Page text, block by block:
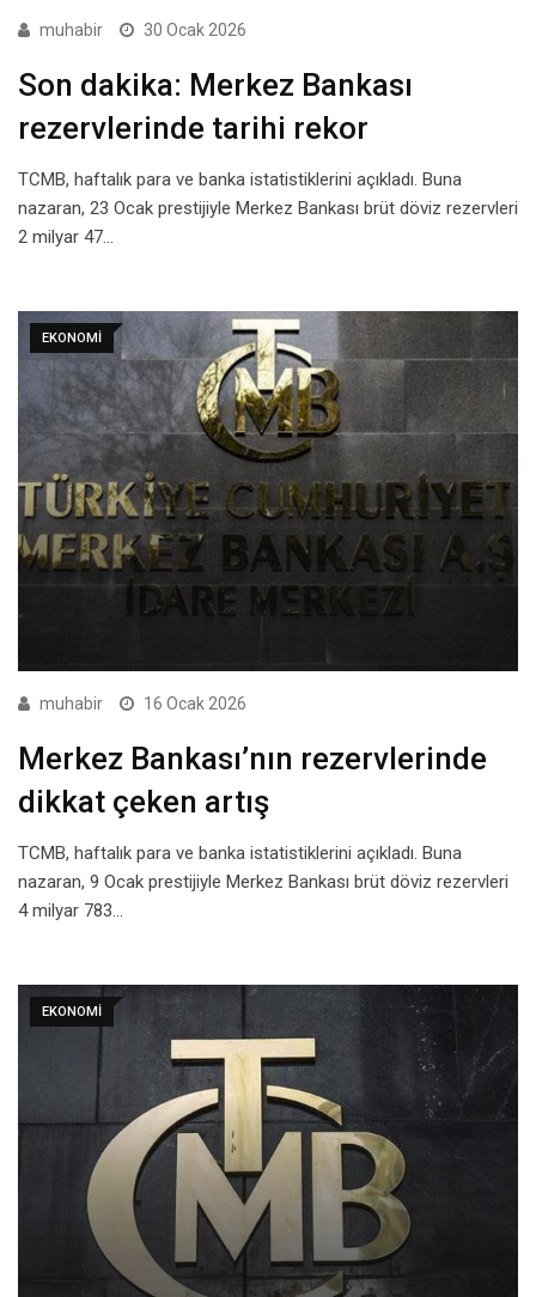
muhabir 30 Ocak 2026
Son dakika: Merkez Bankası
rezervlerinde tarihi rekor
TCMB, haftalık para ve banka istatistiklerini açıkladı. Buna
nazaran, 23 Ocak prestijiyle Merkez Bankası brüt döviz rezervleri
2 milyar 47…
EKONOMI
muhabir 16 Ocak 2026
Merkez Bankası’nın rezervlerinde
dikkat çeken artış
TCMB, haftalık para ve banka istatistiklerini açıkladı. Buna
nazaran, 9 Ocak prestijiyle Merkez Bankası brüt döviz rezervleri
4 milyar 783…
EKONOMI